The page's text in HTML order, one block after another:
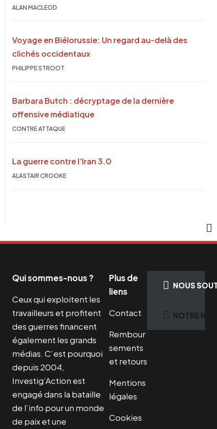
ALAN MACLEOD
Voyage en Biélorussie: Un regard au-delà des
clichés occidentaux
PHILIPPE STROOT
Barbara Butch : décryptage de la dernière
offensive médiatique
CONTRE ATTAQUE
La guerre contre l’Iran 3.0
ALASTAIR CROOKE
Qui sommes-nous ?
Ceux qui exploitent les
travailleurs et profitent
des guerres financent
également les grands
médias. C’est pourquoi
depuis 2004,
Investig’Action est
engagé dans la bataille
de l’info pour un monde
de paix et une
Plus de
liens
Contact
Rembour
sements
et retours
Mentions
légales
Cookies
NOUS
NOTRE